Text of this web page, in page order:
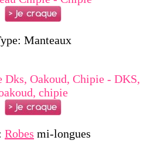
Manteaux
Dks, Oakoud, Chipie - DKS,
chipie
Robes mi-longues